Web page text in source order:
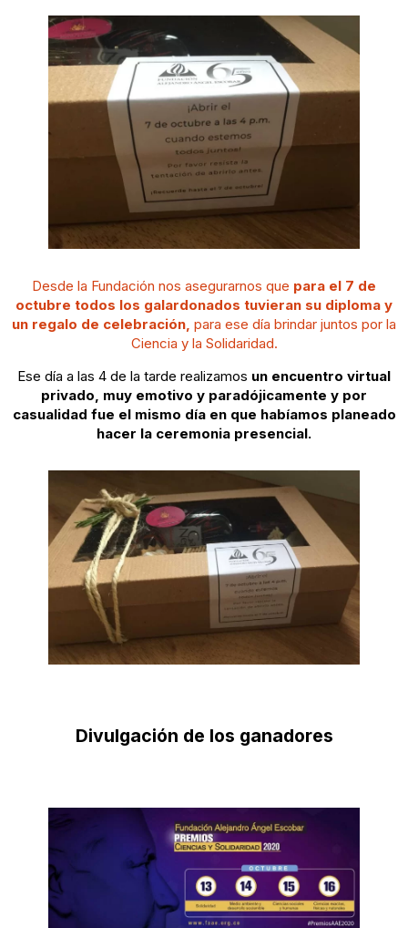
Desde la Fundación nos asegurarnos que para el 7 de
octubre todos los galardonados tuvieran su diploma y
un regalo de celebración, para ese día brindar juntos por la
Ciencia y la Solidaridad.
Ese día a las 4 de la tarde realizamos un encuentro virtual
privado, muy emotivo y paradójicamente y por
casualidad fue el mismo día en que habíamos planeado
hacer la ceremonia presencial.
Divulgación de los ganadores